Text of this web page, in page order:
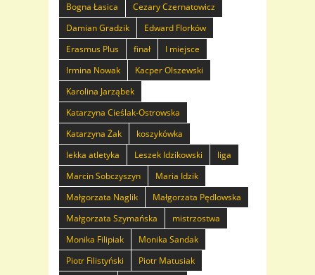
Bogna Łasica
Cezary Czernatowicz
Damian Gradzik
Edward Florków
Erasmus Plus
finał
I miejsce
Irmina Nowak
Kacper Olszewski
Karolina Jarząbek
Katarzyna Cieślak-Ostrowska
Katarzyna Żak
koszykówka
lekka atletyka
Leszek Idzikowski
liga
Marcin Sobczyszyn
Maria Idzik
Małgorzata Naglik
Małgorzata Pędlowska
Małgorzata Szymańska
mistrzostwa
Monika Filipiak
Monika Sandak
Piotr Filistyński
Piotr Matusiak